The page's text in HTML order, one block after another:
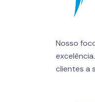
Nosso
clientes a